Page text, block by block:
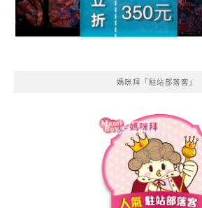
媽咪拜「駐站部落客」